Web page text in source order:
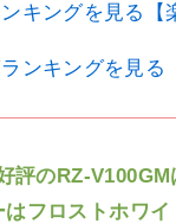
キングを見る【
ンキングを見る
評のRZ-V100GM
フロストホワ